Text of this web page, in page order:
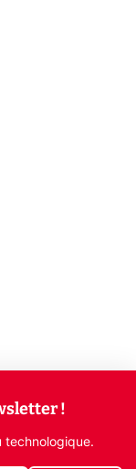
!
technologique.